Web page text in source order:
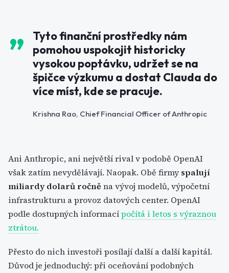
Tyto finanční prostředky nám
pomohou uspokojit historicky
vysokou poptávku, udržet se na
špičce výzkumu a dostat Clauda do
více míst, kde se pracuje.
Krishna Rao, Chief Financial Officer of Anthropic
Ani Anthropic, ani největší rival v podobě OpenAI
však zatím nevydělávají. Naopak. Obě firmyspalují
miliardy dolarů ročně na vývoj modelů, výpočetní
infrastrukturu a provoz datových center. OpenAI
podle dostupných informacípočítá i letos s výraznou
ztrátou.
Přesto do nich investoři posílají další a další kapitál.
Důvod je jednoduchý: při oceňování podobných